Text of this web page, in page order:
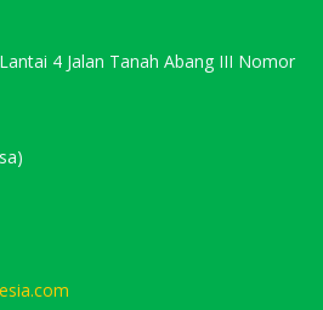
4 Jalan Tanah Abang III Nomor